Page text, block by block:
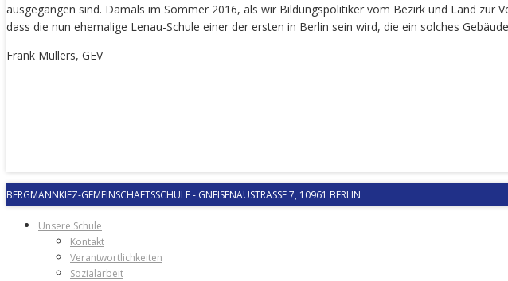
ausgegangen sind. Damals im Sommer 2016, als wir Bildungspolitiker vom Bezirk und Land
dass die nun ehemalige Lenau-Schule einer der ersten in Berlin sein wird, die ein solches
Frank Müllers, GEV
BERGMANNKIEZ-GEMEINSCHAFTSSCHULE- GNEISENAUSTRASSE 7, 10961 BERLIN
Unsere Schule
Kontakt
Verantwortlichkeiten
Sozialarbeit